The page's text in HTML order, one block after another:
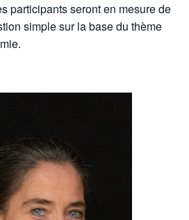
participants seront en mesure de
simple sur la base du thème